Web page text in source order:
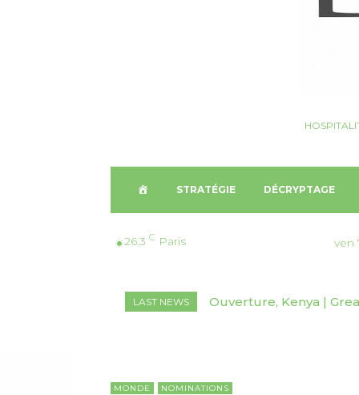
U
I
STRATÉGIE DÉCRYPTAGE
26.3 C Paris ven
LAST NEWS Ouverture, Kenya |
Nomination, Australie |
MONDE NOMINATIONS